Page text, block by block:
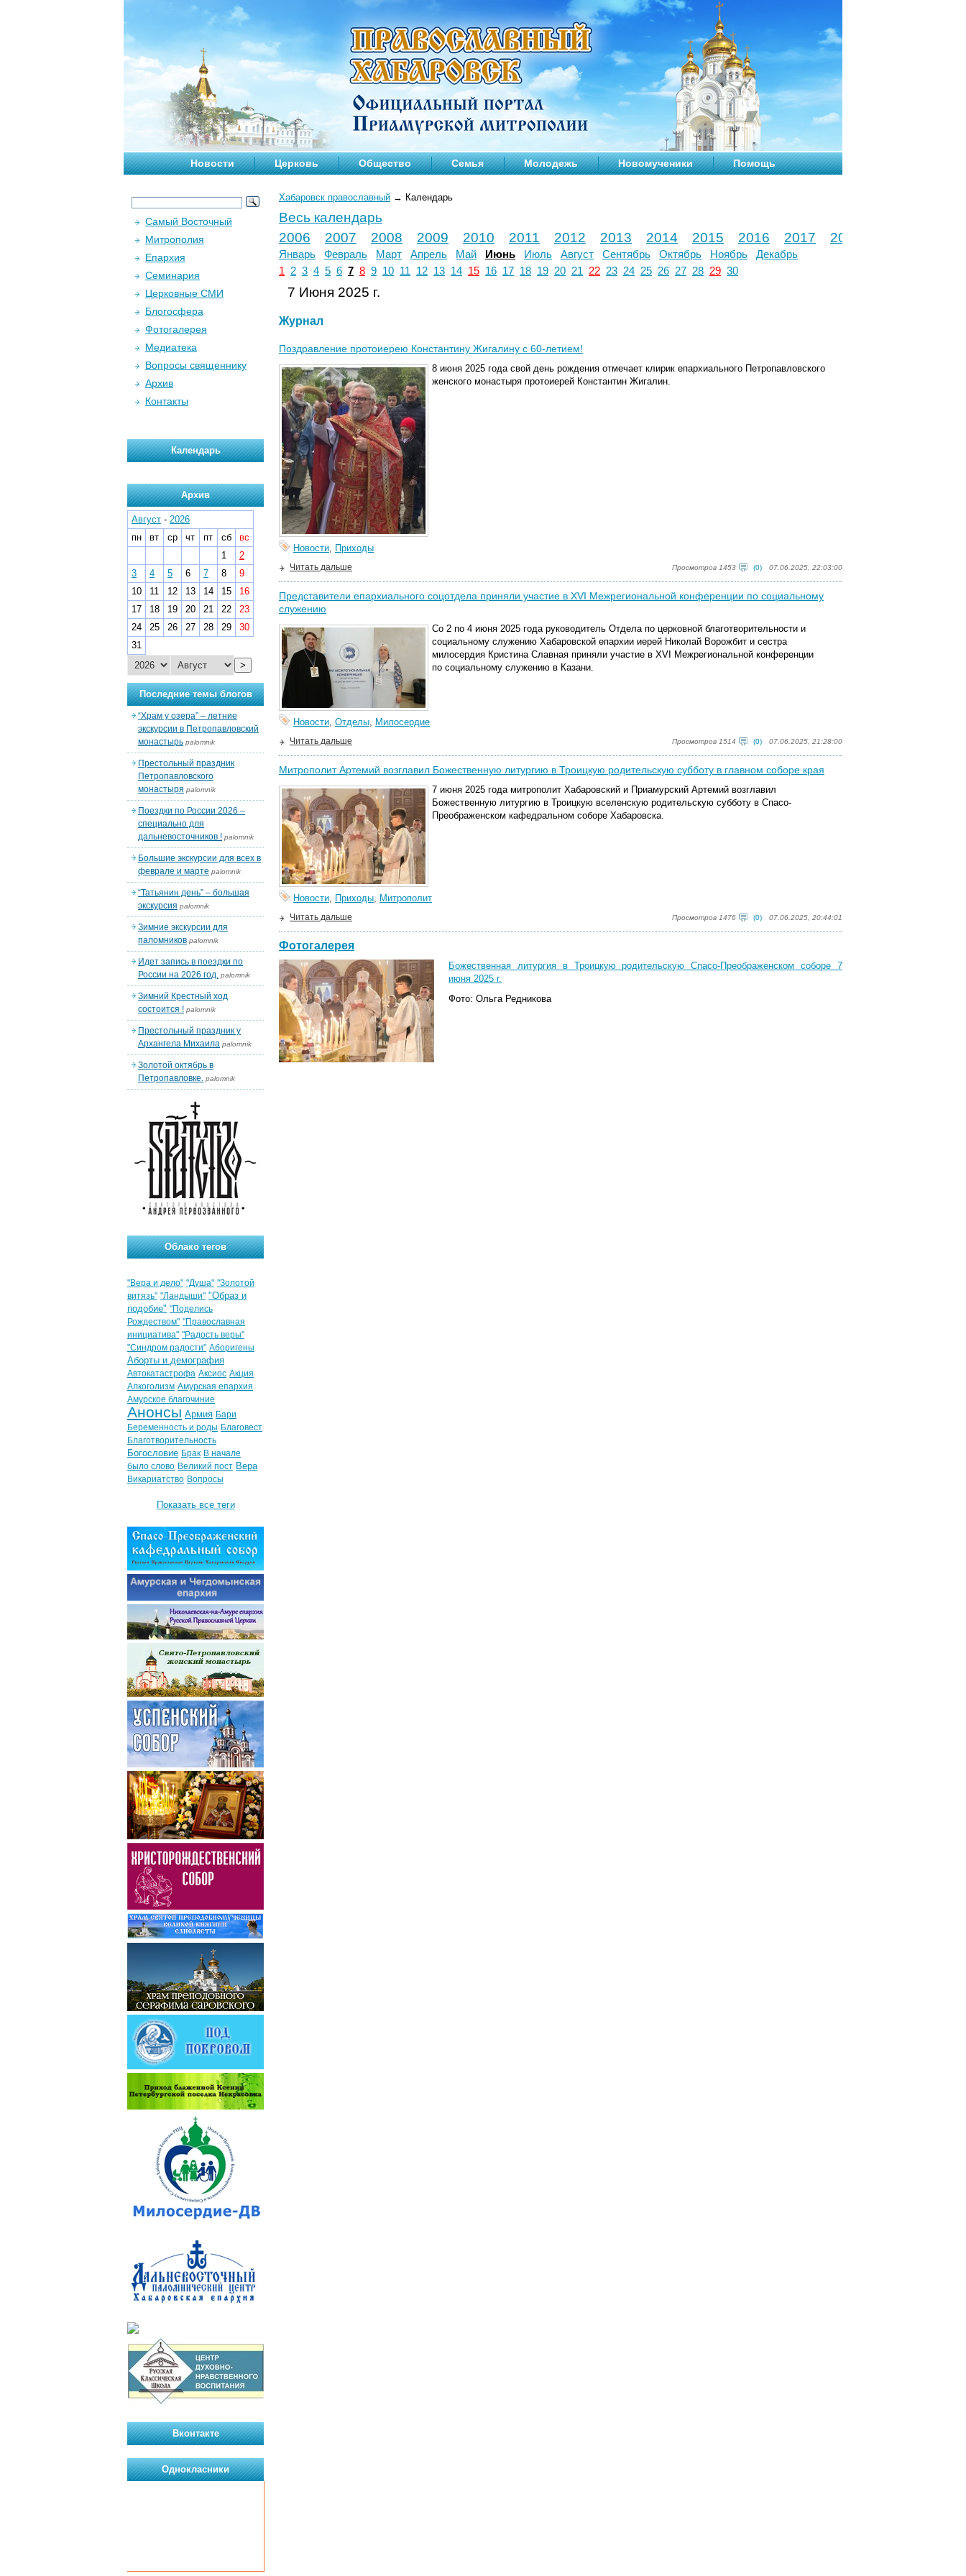
Новости Церковь Общество Семья Молодежь Новомученики Помощь
Хабаровск православный → Календарь
Весь календарь
2006
2007 2008 2009 2010 2011 2012 2013 2014 2015 2016 2017 2018
Январь Февраль Март Апрель Май Июнь Июль Август Сентябрь Октябрь Ноябрь
Декабрь
1
2 3 4 5 6 7 8 9 10 11 12 13 14 15 16 17 18 19 20 21 22 23 24 25 26 27 28 29 30
7 Июня 2025 г.
Журнал
Поздравление протоиерею Константину Жигалину с 60-летием!
8 июня 2025 года свой день рождения отмечает клирик епархиального Петропавловского
женского монастыря протоиерей Константин Жигалин.
Новости, Приходы
Просмотров 1453 (0) 07.06.2025, 22:03:00
Читать дальше
Представители епархиального соцотдела приняли участие в XVI Межрегиональной конференции по социальному
служению
Со 2 по 4 июня 2025 года руководитель Отдела по церковной благотворительности и
социальному служению Хабаровской епархии иерей Николай Ворожбит и сестра
милосердия Кристина Славная приняли участие в XVI Межрегиональной конференции
по социальному служению в Казани.
Новости, Отделы, Милосердие
Просмотров 1514 (0) 07.06.2025, 21:28:00
Читать дальше
Митрополит Артемий возглавил Божественную литургию в Троицкую родительскую субботу в главном соборе края
7 июня 2025 года митрополит Хабаровский и Приамурский Артемий возглавил
Божественную литургию в Троицкую вселенскую родительскую субботу в Спасо-
Преображенском кафедральном соборе Хабаровска.
Новости, Приходы, Митрополит
Просмотров 1476 (0) 07.06.2025, 20:44:01
Читать дальше
Фотогалерея
Божественная литургия в Троицкую родительскую Спасо-Преображенском соборе 7
июня 2025 г.
Фото: Ольга Редникова
Самый Восточный
Митрополия
Епархия
Семинария
Церковные СМИ
Блогосфера
Фотогалерея
Медиатека
Вопросы священнику
Архив
Контакты
Календарь
Архив
Август - 2026
пн
вт ср чт пт сб
вс
1
2
3
4 5 6 7 8
9
10
11 12 13 14 15
16
17
18 19 20 21 22
23
24
25 26 27 28 29
30
31
>
Последние темы блогов
“Храм у озера” – летние
экскурсии в Петропавловский
монастырь palomnik
Престольный праздник
Петропавловского
монастыря palomnik
Поездки по России 2026 –
специально для
дальневосточников ! palomnik
Большие экскурсии для всех в
феврале и марте palomnik
“Татьянин день” – большая
экскурсия palomnik
Зимние экскурсии для
паломников palomnik
Идет запись в поездки по
России на 2026 год. palomnik
Зимний Крестный ход
состоится ! palomnik
Престольный праздник у
Архангела Михаила palomnik
Золотой октябрь в
Петропавловке. palomnik
Облако тегов
"Вера и дело" "Душа" "Золотой
витязь" "Ландыши" "Образ и
подобие" "Поделись
Рождеством" "Православная
инициатива" "Радость веры"
"Синдром радости" Аборигены
Аборты и демография
Автокатастрофа Аксиос Акция
Алкоголизм Амурская епархия
Амурское благочиние
Анонсы Армия Бари
Беременность и роды Благовест
Благотворительность
Богословие Брак В начале
было слово Великий пост Вера
Викариатство Вопросы
Показать все теги
Вконтакте
Однокласники